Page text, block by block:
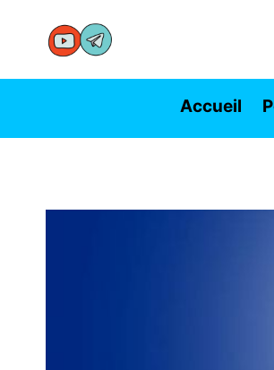
contenu
Accueil